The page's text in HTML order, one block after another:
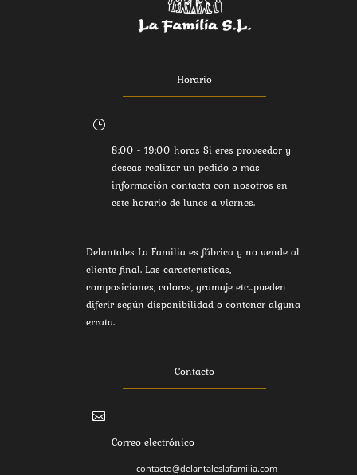
Horario
}
8:00 - 19:00 horas Si eres proveedor y
deseas realizar un pedido o más
información contacta con nosotros en
este horario de lunes a viernes.
Delantales La Familia es fábrica y no vende al
cliente final. Las características,
composiciones, colores, gramaje etc...pueden
diferir según disponibilidad o contener alguna
errata.
Contacto

Correo electrónico
contacto@delantaleslafamilia.com